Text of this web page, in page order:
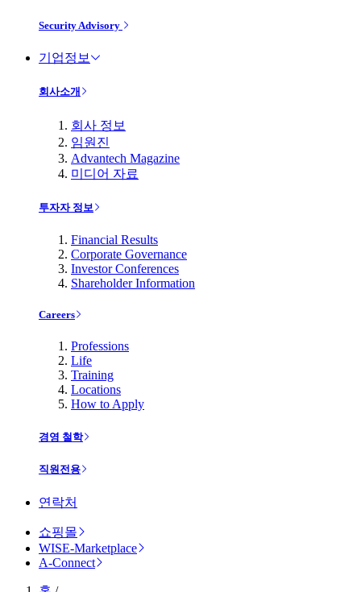
Security Advisory
기업정보
회사소개
회사 정보
임원진
Advantech Magazine
미디어 자료
투자자 정보
Financial Results
Corporate Governance
Investor Conferences
Shareholder Information
Careers
Professions
Life
Training
Locations
How to Apply
경영 철학
직원전용
연락처
쇼핑몰
WISE-Marketplace
A-Connect